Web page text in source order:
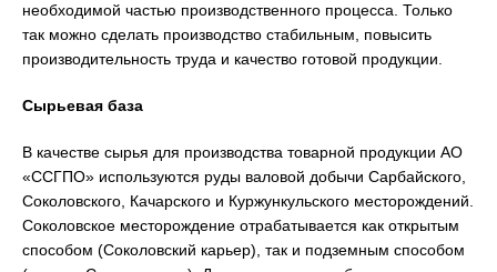
необходимой частью производственного процесса. Только
так можно сделать производство стабильным, повысить
производительность труда и качество готовой продукции.
Сырьевая база
В качестве сырья для производства товарной продукции АО
«ССГПО» используются руды валовой добычи Сарбайского,
Соколовского, Качарского и Куржункульского месторождений.
Соколовское месторождение отрабатывается как открытым
способом (Соколовский карьер), так и подземным способом